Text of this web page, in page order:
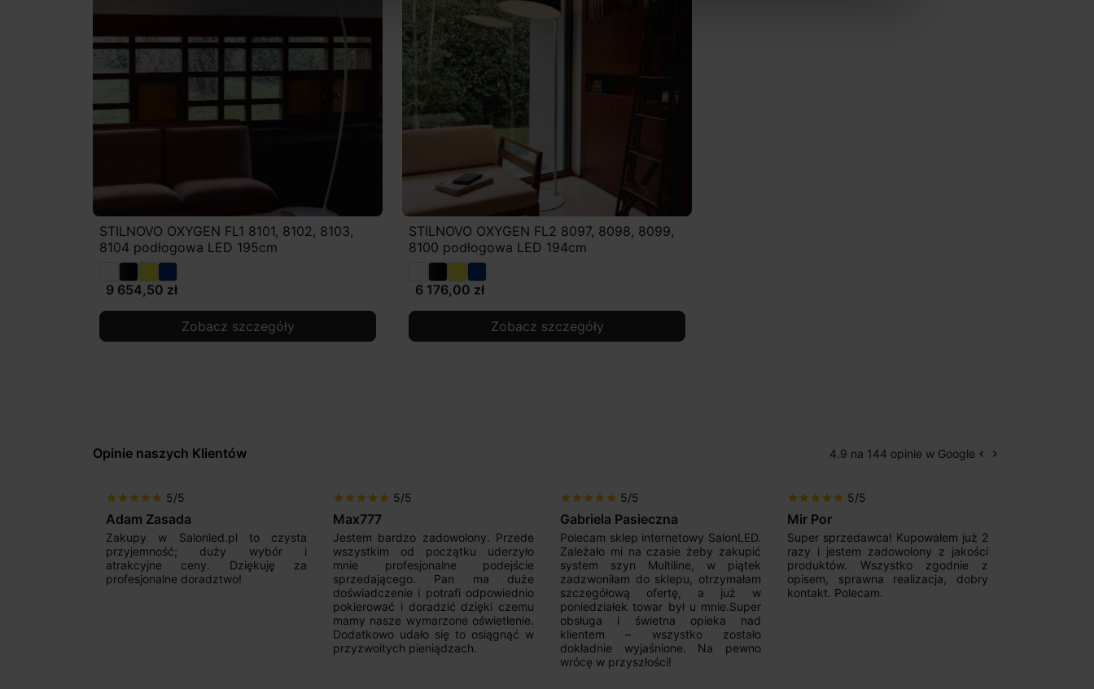
STILNOVO OXYGEN FL1 8101, 8102, 8103,
8104 podłogowa LED 195cm
9 654,50 zł
Zobacz szczegóły
STILNOVO OXYGEN FL2 8097, 8098, 8099,
8100 podłogowa LED 194cm
6 176,00 zł
Zobacz szczegóły
Opinie naszych Klientów 4.9 na 144 opinie w Google Poprzedni
keyboard_arrow_left Następny
keyboard_arrow_right
star star star star star 5/5
Adam Zasada
Zakupy w Salonled.pl to czysta
przyjemność; duży wybór i
atrakcyjne ceny. Dziękuję za
profesjonalne doradztwo!
star star star star star 5/5
Max777
Jestem bardzo zadowolony. Przede
wszystkim od początku uderzyło
mnie profesjonalne podejście
sprzedającego. Pan ma duże
doświadczenie i potrafi odpowiednio
pokierować i doradzić dzięki czemu
mamy nasze wymarzone oświetlenie.
Dodatkowo udało się to osiągnąć w
przyzwoitych pieniądzach.
star star star star star 5/5
Gabriela Pasieczna
Polecam sklep internetowy SalonLED.
Zależało mi na czasie żeby zakupić
system szyn Multiline, w piątek
zadzwoniłam do sklepu, otrzymałam
szczegółową ofertę, a już w
poniedziałek towar był u mnie.Super
obsługa i świetna opieka nad
klientem – wszystko zostało
dokładnie wyjaśnione. Na pewno
wrócę w przyszłości!
star star star star star 5/5
Mir Por
Super sprzedawca! Kupowałem już 2
razy i jestem zadowolony z jakości
produktów. Wszystko zgodnie z
opisem, sprawna realizacja, dobry
kontakt. Polecam.